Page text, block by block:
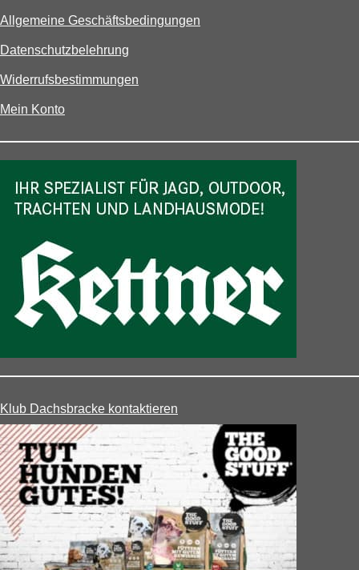
Allgemeine Geschäftsbedingungen
Datenschutzbelehrung
Widerrufsbestimmungen
Mein Konto
Klub Dachsbracke kontaktieren